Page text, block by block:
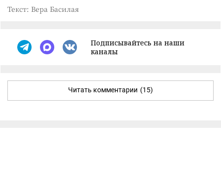
Текст: Вера Басилая
Подписывайтесь на наши
каналы
Читать комментарии (15)